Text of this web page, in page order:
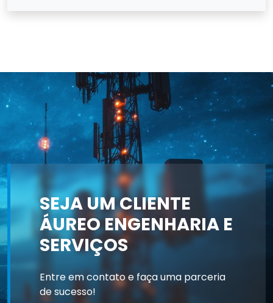
SEJA UM CLIENTE
ÁUREO ENGENHARIA E
SERVIÇOS
Entre em contato e faça uma parceria
de sucesso!